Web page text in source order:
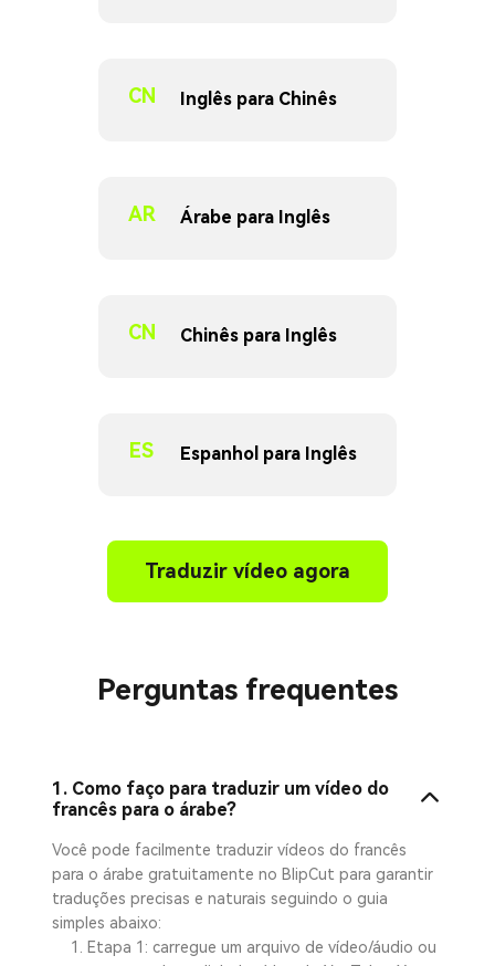
CN Inglês para Chinês
AR Árabe para Inglês
CN Chinês para Inglês
ES Espanhol para Inglês
Traduzir vídeo agora
Perguntas frequentes
1. Como faço para traduzir um vídeo do
francês para o árabe?
Você pode facilmente traduzir vídeos do francês
para o árabe gratuitamente no BlipCut para garantir
traduções precisas e naturais seguindo o guia
simples abaixo:
Etapa 1: carregue um arquivo de vídeo/áudio ou